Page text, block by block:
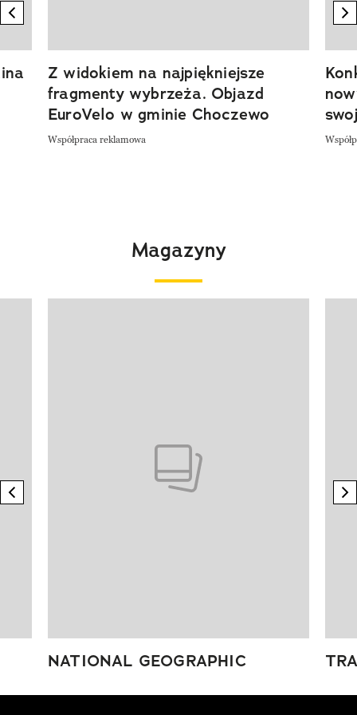
previous element
Z widokiem na najpiękniejsze
fragmenty wybrzeża. Objazd
EuroVelo w gminie Choczewo
Współpraca reklamowa
Magazyny
previous element
NATIONAL GEOGRAPHIC